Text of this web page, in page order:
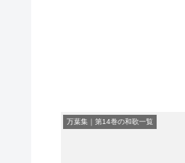
万葉集｜第14巻の和歌一覧